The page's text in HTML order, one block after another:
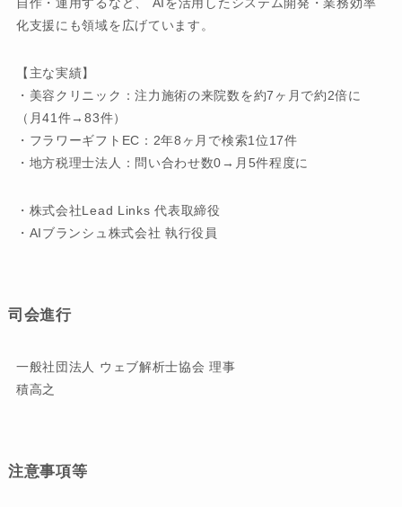
化支援にも領域を広げています。
【主な実績】
・美容クリニック：注力施術の来院数を約7ヶ月で約2倍に
（月41件→83件）
・フラワーギフトEC：2年8ヶ月で検索1位17件
・地方税理士法人：問い合わせ数0→月5件程度に
・株式会社Lead Links 代表取締役
・AIブランシュ株式会社 執行役員
司会進行
一般社団法人 ウェブ解析士協会 理事
積高之
注意事項等